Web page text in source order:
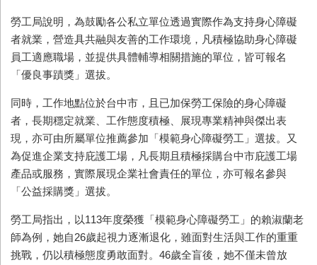
勞工局說明，為鼓勵各公私立單位透過實際作為支持身心障礙
者就業，營造具共融與友善的工作環境，凡積極協助身心障礙
員工適應職場，並提供具體輔導相關措施的單位，皆可報名
「優良事蹟獎」選拔。
同時，工作地點位於台中市，且已加保勞工保險的身心障礙
者，長期穩定就業、工作態度積極、展現專業精神與傑出表
現，亦可由所屬單位推薦參加「模範身心障礙勞工」選拔。又
為促進企業支持庇護工場，凡長期且積極採購台中市庇護工場
產品或服務，實際展現企業社會責任的單位，亦可報名參與
「公益採購獎」選拔。
勞工局指出，以113年度榮獲「模範身心障礙勞工」的賴淑蘭老
師為例，她自26歲起視力逐漸退化，雖面對生活與工作的重重
挑戰，仍以積極態度勇敢面對。46歲全盲後，她不僅未曾放